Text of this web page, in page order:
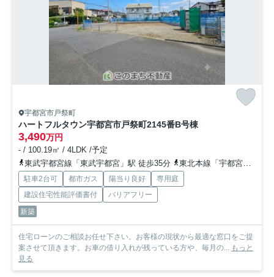
宇都宮市戸祭町
ハートフルタウン宇都宮市戸祭町2145番B号棟
3,490万円
- / 100.19㎡ / 4LDK /予定
東武宇都宮線「東武宇都宮」駅 徒歩35分
東北本線「宇都宮」駅 徒歩50分
駐車2台可 都市ガス 陽当り良好
専用庭
建設住宅性能評価書付
バリアフリー
新築
住宅ローンのご相談お任せ下さい。お客様の現状から最適な窓口をご提
案させて頂きます。お車の借り入れが残っている方や、毎月の... もっと
見る